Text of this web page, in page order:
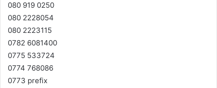
080 919 0250
080 2228054
080 2223115
0782 6081400
0775 533724
0774 768086
0773 prefix